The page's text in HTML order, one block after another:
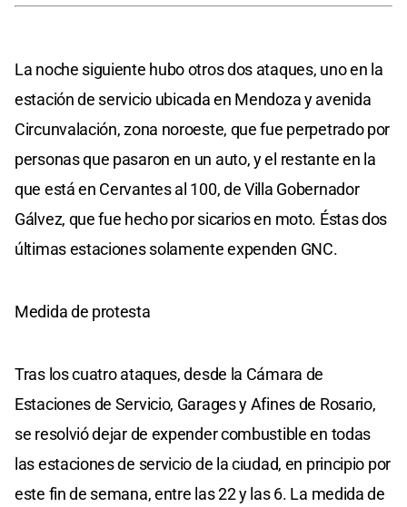
La noche siguiente hubo otros dos ataques, uno en la
estación de servicio ubicada en Mendoza y avenida
Circunvalación, zona noroeste, que fue perpetrado por
personas que pasaron en un auto, y el restante en la
que está en Cervantes al 100, de Villa Gobernador
Gálvez, que fue hecho por sicarios en moto. Éstas dos
últimas estaciones solamente expenden GNC.
Medida de protesta
Tras los cuatro ataques, desde la Cámara de
Estaciones de Servicio, Garages y Afines de Rosario,
se resolvió dejar de expender combustible en todas
las estaciones de servicio de la ciudad, en principio por
este fin de semana, entre las 22 y las 6. La medida de